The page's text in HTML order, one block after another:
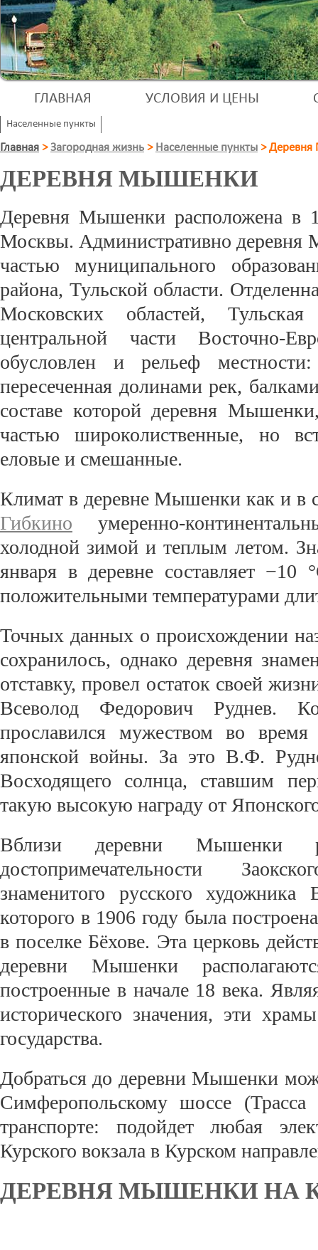
ГЛАВНАЯ УСЛОВИЯ И ЦЕНЫ
Населенные пункты
Главная >Загородная жизнь > Населенные пункты >
ДЕРЕВНЯ МЫШЕНКИ
Деревня Мышенки расположена
Москвы. Административно деревня
частью муниципального
района, Тульской области.
Московских областей,
центральной части Восточно-
обусловлен и рельеф местности:
пересеченная долинами рек,
составе которой деревня
частью широколиственные, но
еловые и смешанные.
Климат в деревне Мышенки как и в
Гибкино умеренно-
холодной зимой и теплым летом.
января в деревне составляет
положительными температурами
Точных данных о происхождении
сохранилось, однако деревня
отставку, провел остаток своей
Всеволод Федорович Руднев.
прославился мужеством во
японской войны. За это В.Ф.
Восходящего солнца, ставшим
такую высокую награду от
Вблизи деревни Мышенки
достопримечательности
знаменитого русского
которого в 1906 году была
в поселке Бёхове. Эта церковь
деревни Мышенки
построенные в начале 18 века.
исторического значения, эти
государства.
Добраться до деревни Мышенки
Симферопольскому шоссе
транспорте: подойдет любая
Курского вокзала в Курском
ДЕРЕВНЯ МЫШЕНКИ НА